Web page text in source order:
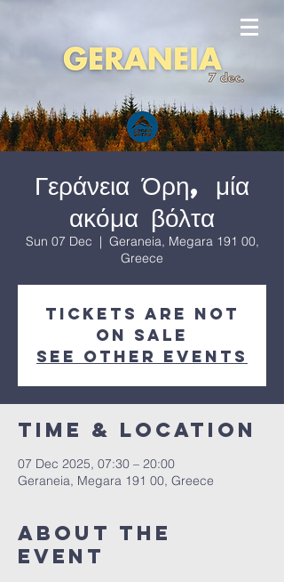
Γεράνεια Όρη, μία
ακόμα βόλτα
Sun 07 Dec
  |
Geraneia, Megara 191 00,
Greece
Tickets are not
on sale
See other events
Time & Location
07 Dec 2025, 07:30 – 20:00
Geraneia, Megara 191 00, Greece
About the
event